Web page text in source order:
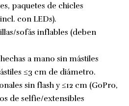
paquetes de chicles
con LEDs).
sofás inflables (deben
a mano sin mástiles
≤3 cm de diámetro.
sin flash y ≤12 cm (GoPro,
de selfie/extensibles